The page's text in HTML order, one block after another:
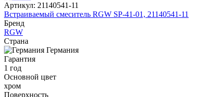
Артикул: 21140541-11
Встраиваемый смеситель RGW SP-41-01, 21140541-11
Бренд
RGW
Страна
Германия
Гарантия
1 год
Основной цвет
хром
Поверхность